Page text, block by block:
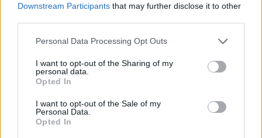
Downstream Participants that may further disclose it to other
Personal Data Processing Opt Outs
I want to opt-out of the Sharing of my
personal data.
Opted In
I want to opt-out of the Sale of my
Personal Data.
Opted In